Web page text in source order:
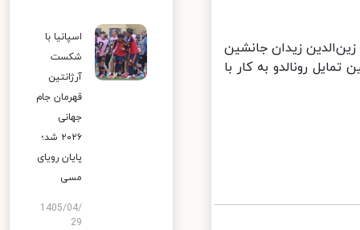
زیدان جانشین
رونالدو به کار با
اسپانیا با
شکست
آرژانتین
قهرمان جام
جهانی
۲۰۲۶ شد؛
پایان رویای
مسی
1405/04/
29